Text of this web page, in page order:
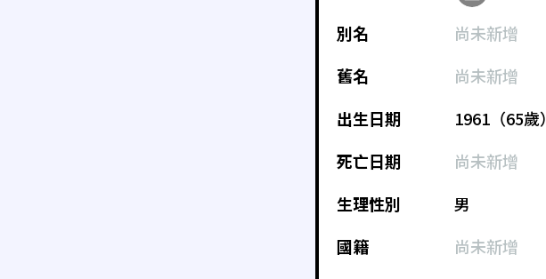
別名
尚未新增
舊名
尚未新增
出生日期
1961（65歲）
死亡日期
尚未新增
生理性別
男
國籍
尚未新增